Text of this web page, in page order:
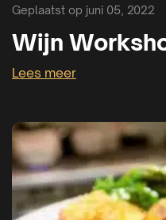
Geplaatst op juni 05, 2022
Wijn
Lees meer